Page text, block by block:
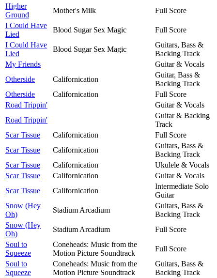
Higher
Ground
Mother's Milk
Full Score
I Could Have
Lied
Blood Sugar Sex Magic
Full Score
I Could Have
Lied
Blood Sugar Sex Magic
Guitars, Bass &
Backing Track
My Friends
Guitar & Vocals
Otherside
Californication
Guitar, Bass &
Backing Track
Otherside
Californication
Full Score
Road Trippin'
Guitar & Vocals
Road Trippin'
Guitar & Backing
Track
Scar Tissue
Californication
Full Score
Scar Tissue
Californication
Guitars, Bass &
Backing Track
Scar Tissue
Californication
Ukulele & Vocals
Scar Tissue
Californication
Guitar & Vocals
Scar Tissue
Californication
Intermediate Solo
Guitar
Snow (Hey
Oh)
Stadium Arcadium
Guitars, Bass &
Backing Track
Snow (Hey
Oh)
Stadium Arcadium
Full Score
Soul to
Squeeze
Coneheads: Music from the
Motion Picture Soundtrack
Full Score
Soul to
Squeeze
Coneheads: Music from the
Motion Picture Soundtrack
Guitars, Bass &
Backing Track